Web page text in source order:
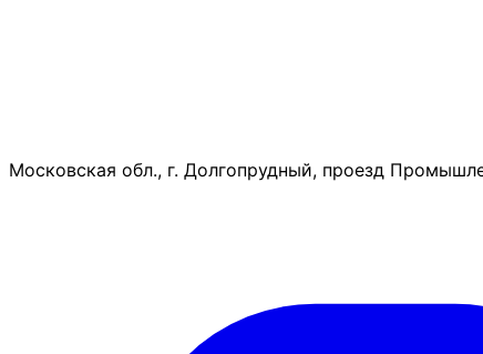
Московская обл., г. Долгопрудный, проезд